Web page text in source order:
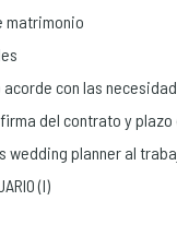
matrimonio
con las
del contrato y plazo
wedding planner al
(I)